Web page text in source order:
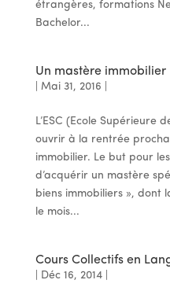
étrangères, formations
Bachelor...
Un mastère immobilier
Mai 31, 2016
L’ESC (Ecole Supérieure
ouvrir à la rentrée
immobilier. Le but pour
d’acquérir un mastère
biens immobiliers », dont
le mois...
Cours Collectifs en
Déc 16, 2014|